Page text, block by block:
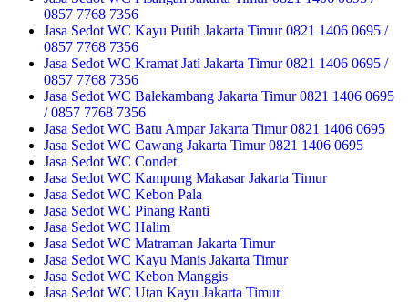
0857 7768 7356
Jasa Sedot WC Kayu Putih Jakarta Timur 0821 1406 0695 /
0857 7768 7356
Jasa Sedot WC Kramat Jati Jakarta Timur 0821 1406 0695 /
0857 7768 7356
Jasa Sedot WC Balekambang Jakarta Timur 0821 1406 0695
/ 0857 7768 7356
Jasa Sedot WC Batu Ampar Jakarta Timur 0821 1406 0695
Jasa Sedot WC Cawang Jakarta Timur 0821 1406 0695
Jasa Sedot WC Condet
Jasa Sedot WC Kampung Makasar Jakarta Timur
Jasa Sedot WC Kebon Pala
Jasa Sedot WC Pinang Ranti
Jasa Sedot WC Halim
Jasa Sedot WC Matraman Jakarta Timur
Jasa Sedot WC Kayu Manis Jakarta Timur
Jasa Sedot WC Kebon Manggis
Jasa Sedot WC Utan Kayu Jakarta Timur